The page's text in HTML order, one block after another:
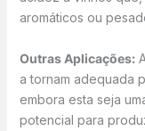
aromáticos ou
Outras Aplicações:
a tornam adequada
embora esta seja
potencial para